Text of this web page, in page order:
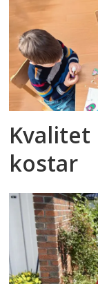
Kvalitet
kostar